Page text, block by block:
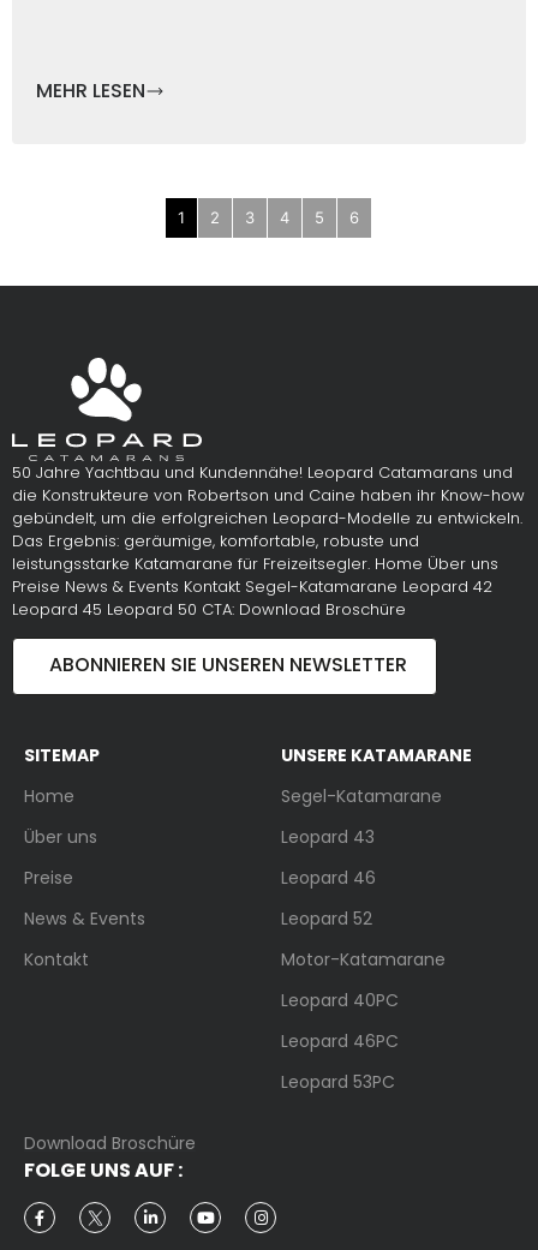
MEHR LESEN
1 2 3 4 5 6
50 Jahre Yachtbau und Kundennähe! Leopard Catamarans und
die Konstrukteure von Robertson und Caine haben ihr Know-how
gebündelt, um die erfolgreichen Leopard-Modelle zu entwickeln.
Das Ergebnis: geräumige, komfortable, robuste und
leistungsstarke Katamarane für Freizeitsegler. Home Über uns
Preise News & Events Kontakt Segel-Katamarane Leopard 42
Leopard 45 Leopard 50 CTA: Download Broschüre
ABONNIEREN SIE UNSEREN NEWSLETTER
SITEMAP
Home
Über uns
Preise
News & Events
Kontakt
UNSERE KATAMARANE
Segel-Katamarane
Leopard 43
Leopard 46
Leopard 52
Motor-Katamarane
Leopard 40PC
Leopard 46PC
Leopard 53PC
Download Broschüre
FOLGE UNS AUF :